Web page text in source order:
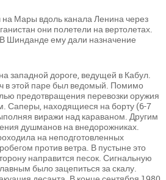
Мары вдоль канала Ленина через
они полетели на вертолетах.
Шинданде ему дали назначение
западной дороге, ведущей в Кабул.
в этой паре был ведомый. Помимо
предотвращения перевозки оружия
Саперы, находящиеся на борту (6-7
виражи над караваном. Другим
душманов на внедорожниках.
на неподготовленных
против ветра. В пустыне это
направится песок. Сигнальную
было зацепиться за скалу.